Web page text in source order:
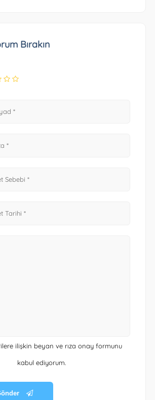
Bırakın
ilişkin beyan ve rıza onay formunu
kabul ediyorum.